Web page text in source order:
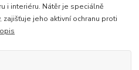
i interiéru. Nátěr je speciálně
zajišťuje jeho aktivní ochranu proti